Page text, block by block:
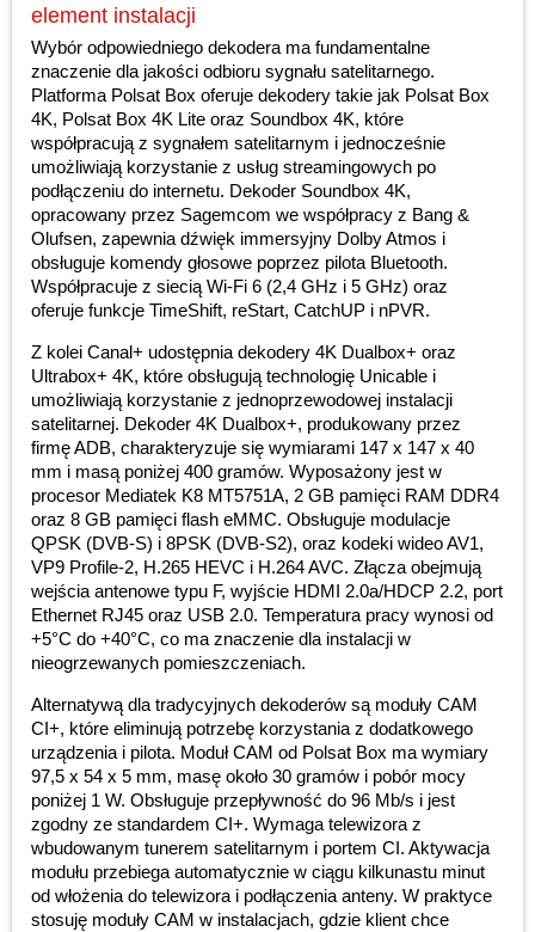
element instalacji
Wybór odpowiedniego dekodera ma fundamentalne
znaczenie dla jakości odbioru sygnału satelitarnego.
Platforma Polsat Box oferuje dekodery takie jak Polsat Box
4K, Polsat Box 4K Lite oraz Soundbox 4K, które
współpracują z sygnałem satelitarnym i jednocześnie
umożliwiają korzystanie z usług streamingowych po
podłączeniu do internetu. Dekoder Soundbox 4K,
opracowany przez Sagemcom we współpracy z Bang &
Olufsen, zapewnia dźwięk immersyjny Dolby Atmos i
obsługuje komendy głosowe poprzez pilota Bluetooth.
Współpracuje z siecią Wi-Fi 6 (2,4 GHz i 5 GHz) oraz
oferuje funkcje TimeShift, reStart, CatchUP i nPVR.
Z kolei Canal+ udostępnia dekodery 4K Dualbox+ oraz
Ultrabox+ 4K, które obsługują technologię Unicable i
umożliwiają korzystanie z jednoprzewodowej instalacji
satelitarnej. Dekoder 4K Dualbox+, produkowany przez
firmę ADB, charakteryzuje się wymiarami 147 x 147 x 40
mm i masą poniżej 400 gramów. Wyposażony jest w
procesor Mediatek K8 MT5751A, 2 GB pamięci RAM DDR4
oraz 8 GB pamięci flash eMMC. Obsługuje modulacje
QPSK (DVB-S) i 8PSK (DVB-S2), oraz kodeki wideo AV1,
VP9 Profile-2, H.265 HEVC i H.264 AVC. Złącza obejmują
wejścia antenowe typu F, wyjście HDMI 2.0a/HDCP 2.2, port
Ethernet RJ45 oraz USB 2.0. Temperatura pracy wynosi od
+5°C do +40°C, co ma znaczenie dla instalacji w
nieogrzewanych pomieszczeniach.
Alternatywą dla tradycyjnych dekoderów są moduły CAM
CI+, które eliminują potrzebę korzystania z dodatkowego
urządzenia i pilota. Moduł CAM od Polsat Box ma wymiary
97,5 x 54 x 5 mm, masę około 30 gramów i pobór mocy
poniżej 1 W. Obsługuje przepływność do 96 Mb/s i jest
zgodny ze standardem CI+. Wymaga telewizora z
wbudowanym tunerem satelitarnym i portem CI. Aktywacja
modułu przebiega automatycznie w ciągu kilkunastu minut
od włożenia do telewizora i podłączenia anteny. W praktyce
stosuję moduły CAM w instalacjach, gdzie klient chce